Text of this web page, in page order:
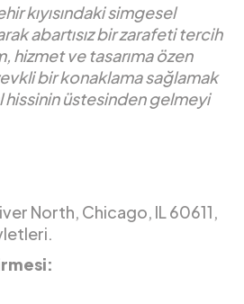
kıyısındaki simgesel
abartısız bir zarafeti tercih
hizmet ve tasarıma özen
bir konaklama sağlamak
hissinin üstesinden gelmeyi
North, Chicago, IL 60611,